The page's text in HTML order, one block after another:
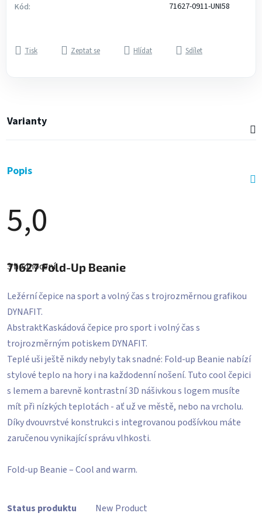
Kód:
71627-0911-UNI58
Tisk Zeptat se Hlídat Sdílet
Varianty
Popis
5,0
produktu
z
5
hvězdiček.
3 hodnocení
71627Fold-Up Beanie
Ležérní čepice na sport a volný čas s trojrozměrnou grafikou
DYNAFIT.
AbstraktKaskádová čepice pro sport i volný čas s
trojrozměrným potiskem DYNAFIT.
Teplé uši ještě nikdy nebyly tak snadné: Fold-up Beanie nabízí
stylové teplo na hory i na každodenní nošení. Tuto cool čepici
s lemem a barevně kontrastní 3D nášivkou s logem musíte
mít při nízkých teplotách - ať už ve městě, nebo na vrcholu.
Díky dvouvrstvé konstrukci s integrovanou podšívkou máte
zaručenou vynikající správu vlhkosti.
Fold-up Beanie – Cool and warm.
Status produktu
New Product